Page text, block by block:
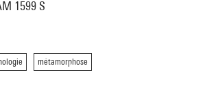
1599 S
métamorphose